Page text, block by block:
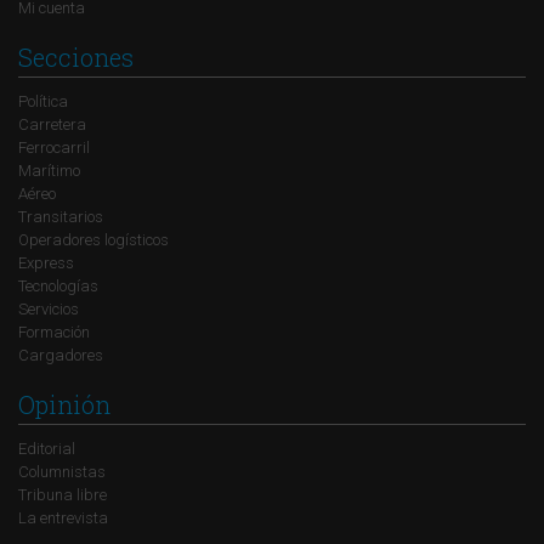
Mi cuenta
Secciones
Política
Carretera
Ferrocarril
Marítimo
Aéreo
Transitarios
Operadores logísticos
Express
Tecnologías
Servicios
Formación
Cargadores
Opinión
Editorial
Columnistas
Tribuna libre
La entrevista